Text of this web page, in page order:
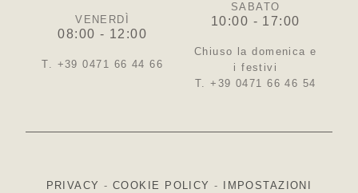
VENERDÌ
08:00 - 12:00
T. +39 0471 66 44 66
SABATO
10:00 - 17:00
Chiuso la domenica e
i festivi
T. +39 0471 66 46 54
PRIVACY -COOKIE POLICY - IMPOSTAZIONI